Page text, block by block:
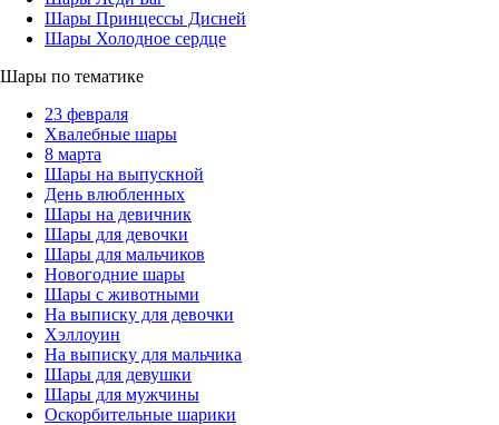
Шары Принцессы Дисней
Шары Холодное сердце
Шары по тематике
23 февраля
Хвалебные шары
8 марта
Шары на выпускной
День влюбленных
Шары на девичник
Шары для девочки
Шары для мальчиков
Новогодние шары
Шары с животными
На выписку для девочки
Хэллоуин
На выписку для мальчика
Шары для девушки
Шары для мужчины
Оскорбительные шарики